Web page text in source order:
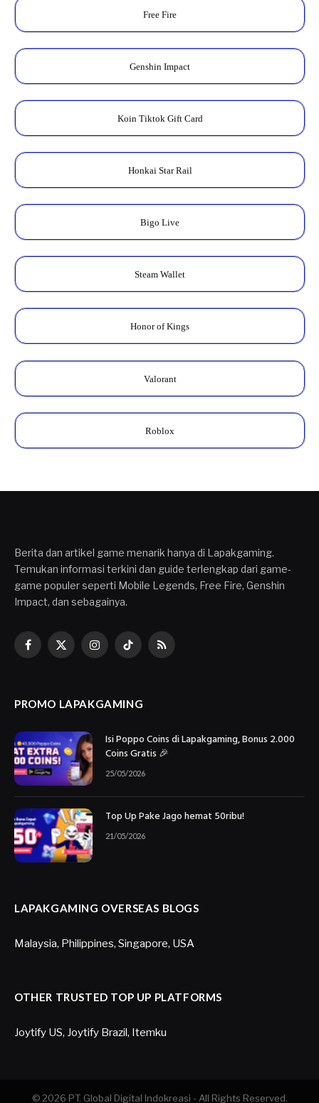
Free Fire
Genshin Impact
Koin Tiktok Gift Card
Honkai Star Rail
Bigo Live
Steam Wallet
Honor of Kings
Valorant
Roblox
Berita dan artikel game menarik hanya di Lapakgaming.
Temukan informasi terkini dan guide terlengkap dari game-
game populer seperti Mobile Legends, Free Fire, Genshin
Impact, dan sebagainya.
Facebook
X
InstagramTikTokRSS
PROMO LAPAKGAMING
Isi Poppo Coins di Lapakgaming, Bonus 2.000
Coins Gratis 🎉
25/05/2026
Top Up Pake Jago hemat 50ribu!
21/05/2026
LAPAKGAMING OVERSEAS BLOGS
Malaysia, Philippines, Singapore, USA
OTHER TRUSTED TOP UP PLATFORMS
Joytify US, Joytify Brazil, Itemku
© 2026 PT. Global Digital Indokreasi - All Rights Reserved.